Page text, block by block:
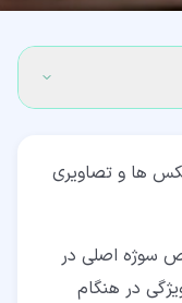
ها و تصاویری
سوژه اصلی در
در هنگام